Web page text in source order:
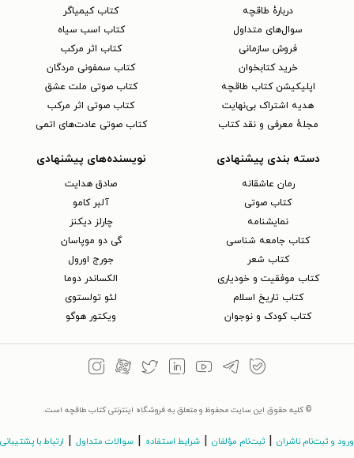
دربارهٔ طاقچه
سوال‌های متداول
فروش سازمانی
خرید کتابخوان
اپلیکیشن کتاب طاقچه
هدیه اشتراک بی‌نهایت
مجلهٔ معرفی و نقد کتاب
کتاب کیمیاگر
کتاب اسب سیاه
کتاب اثر مرکب
کتاب سمفونی مردگان
کتاب صوتی ملت عشق
کتاب صوتی اثر مرکب
کتاب صوتی عادت‌های اتمی
دسته بندی پیشنهادی
رمان عاشقانه
کتاب‌ صوتی
نمایشنامه
کتاب جامعه شناسی
کتاب شعر
کتاب موفقیت و خودیاری
کتاب تاریخ اسلام
کتاب کودک و نوجوان
نویسنده‌های پیشنهادی
صادق هدایت
آلبر کامو
چارلز دیکنز
گی دو موپاسان
جورج اورول
الکساندر دوما
لئو تولستوی
ویکتور هوگو
© کلیه حقوق این سایت محفوظ و متعلق به فروشگاه اینترنتی کتاب طاقچه است.
ورود و ثبت‌نام ناشران ثبت‌نام مؤلفان شرایط استفاده سوالات متداول ارتباط با پشتیبانی